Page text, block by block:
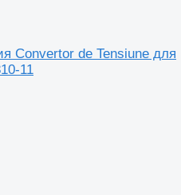
Convertor de Tensiune для
11